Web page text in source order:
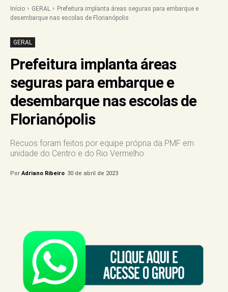
Início GERAL
Prefeitura implanta áreas seguras para embarque e
desembarque nas escolas de Florianópolis
GERAL
Prefeitura implanta áreas
seguras para embarque e
desembarque nas escolas de
Florianópolis
Recuos foram feitos por equipe própria da PMF em
unidade do Centro e do Rio Vermelho
Por Adriano Ribeiro 30 de abril de 2023